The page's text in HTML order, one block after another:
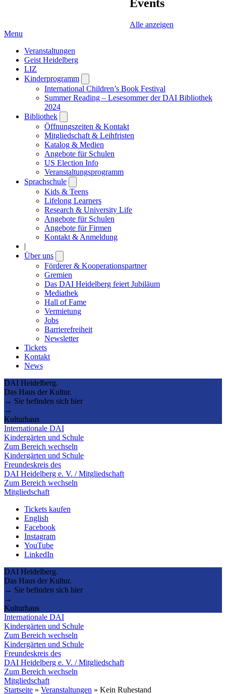
Events
Alle anzeigen
Menu
Veranstaltungen
Geist Heidelberg
LIZ
Kinderprogramm
submenu
International Children’s Book Festival
Summer Reading – Lesesommer der DAI Bibliothek
2024
Bibliothek
submenu
Öffnungszeiten & Kontakt
Mitgliedschaft & Leihfristen
Katalog & Medien
Angebote für Schulen
US Election Info
Veranstaltungsprogramm
Sprachschule
submenu
Kids & Teens
Lifelong Learners
Research & University Life
Angebote für Schulen
Angebote für Firmen
Kontakt & Anmeldung
|
Über uns
submenu
Förderer & Kooperationspartner
Gremien
Das DAI Heidelberg feiert Jubiläum
Mediathek
Hall of Fame
Vermietung
Jobs
Barrierefreiheit
Newsletter
Tickets
Kontakt
News
DAI Heidelberg.
Das Haus der Kultur.
→ Sie befinden sich hier
→
Kulturhaus
Internationale DAI
Kindergärten und Schule
Zum Bereich wechseln
Kindergärten und Schule
Freundeskreis des
DAI Heidelberg e. V. / Mitgliedschaft
Zum Bereich wechseln
Mitgliedschaft
Tickets kaufen
English
Facebook
Instagram
YouTube
LinkedIn
DAI Heidelberg.
Das Haus der Kultur.
→ Sie befinden sich hier
→
Kulturhaus
Internationale DAI
Kindergärten und Schule
Zum Bereich wechseln
Kindergärten und Schule
Freundeskreis des
DAI Heidelberg e. V. / Mitgliedschaft
Zum Bereich wechseln
Mitgliedschaft
Startseite » Veranstaltungen » Kein Ruhestand